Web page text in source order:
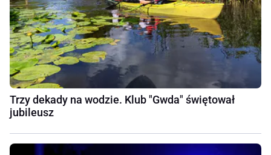
Trzy dekady na wodzie. Klub "Gwda" świętował
jubileusz